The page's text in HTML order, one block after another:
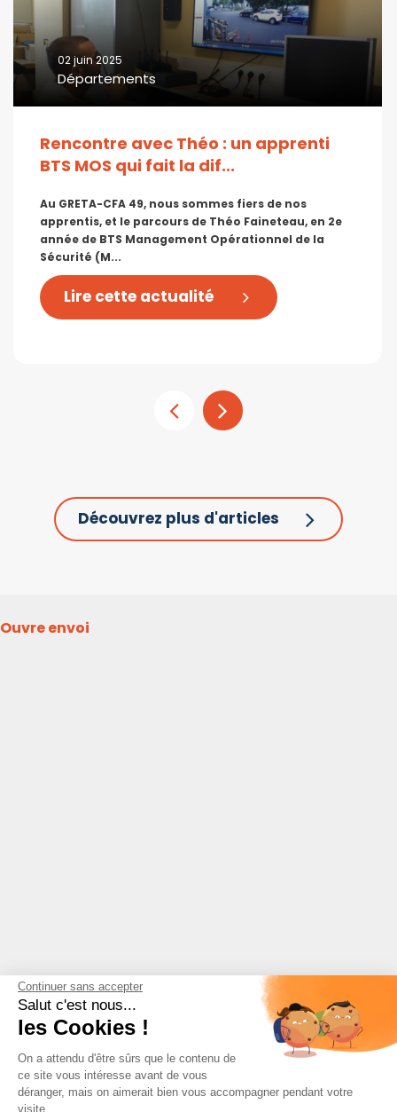
02 juin 2025
Départements
Rencontre avec Théo : un apprenti
BTS MOS qui fait la dif...
Au GRETA-CFA 49, nous sommes fiers de nos
apprentis, et le parcours de Théo Faineteau, en 2e
année de BTS Management Opérationnel de la
Sécurité (M...
Lire cette actualité
Découvrez plus d'articles
Ouvre envoi
Continuer sans accepter
Salut c'est nous...
les Cookies !
On a attendu d'être sûrs que le contenu de
ce site vous intéresse avant de vous
déranger, mais on aimerait bien vous accompagner pendant votre
visite...